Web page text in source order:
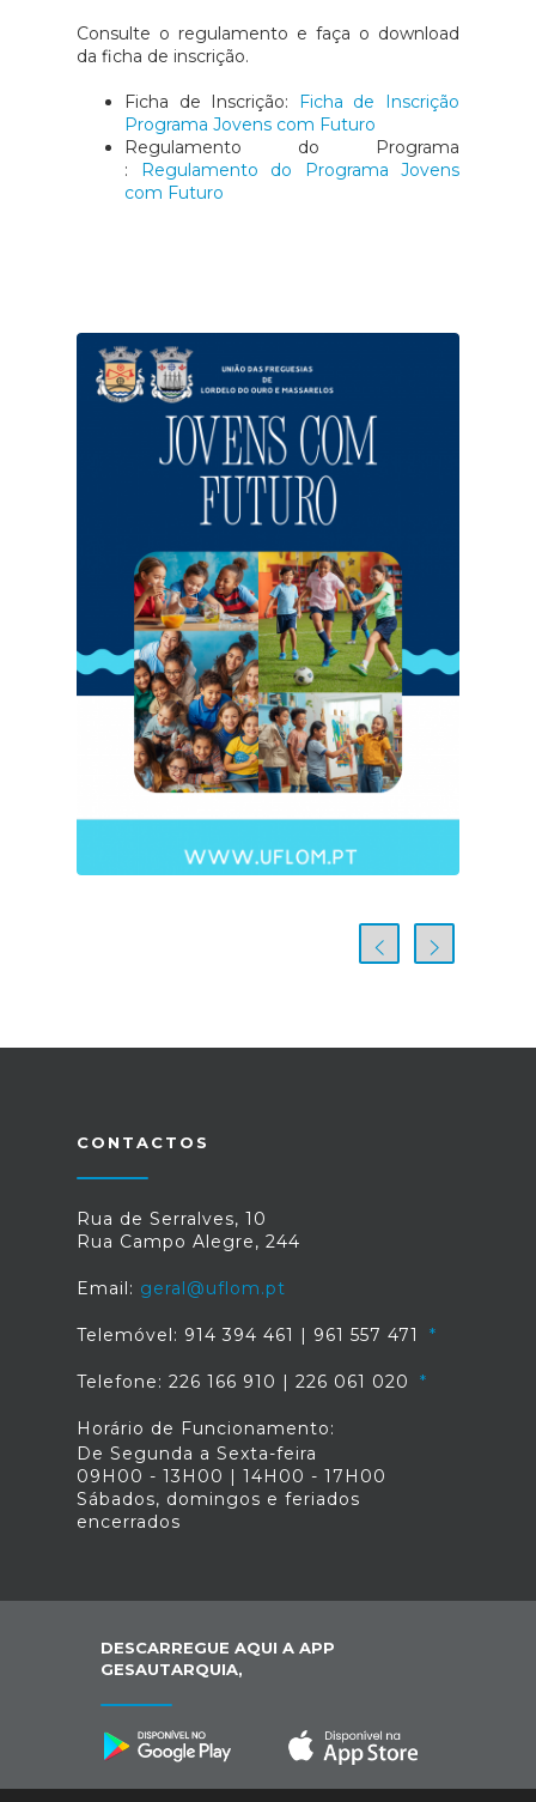
Consulte o regulamento e faça o download
da ficha de inscrição.
Ficha de Inscrição: Ficha de Inscrição
Programa Jovens com Futuro
Regulamento do Programa
: Regulamento do Programa Jovens
com Futuro
CONTACTOS
Rua de Serralves, 10
Rua Campo Alegre, 244
Email: geral@uflom.pt
Telemóvel: 914 394 461 | 961 557 471
Telefone: 226 166 910 | 226 061 020
Horário de Funcionamento:
De Segunda a Sexta-feira
09H00 - 13H00 | 14H00 - 17H00
Sábados, domingos e feriados
encerrados
DESCARREGUE AQUI A APP
GESAUTARQUIA,